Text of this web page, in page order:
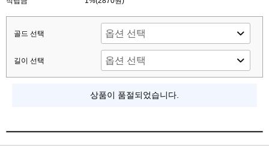
골드 선택
길이 선택
상품이 품절되었습니다.